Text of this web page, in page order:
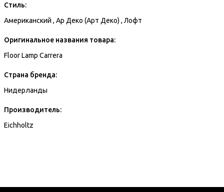
Стиль:
Американский , Ар Деко (Арт Деко) , Лофт
Оригинальное названия товара:
Floor Lamp Carrera
Страна бренда:
Нидерланды
Производитель:
Eichholtz